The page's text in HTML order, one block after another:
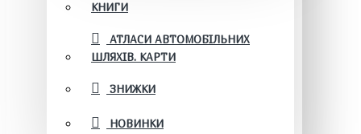
КНИГИ
АТЛАСИ АВТОМОБІЛЬНИХ
ШЛЯХІВ. КАРТИ
ЗНИЖКИ
НОВИНКИ